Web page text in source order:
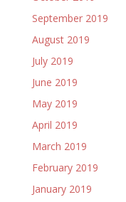
September 2019
August 2019
July 2019
June 2019
May 2019
April 2019
March 2019
February 2019
January 2019